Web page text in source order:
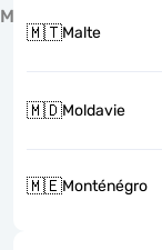
M
🇲🇹Malte
🇲🇩Moldavie
🇲🇪Monténégro